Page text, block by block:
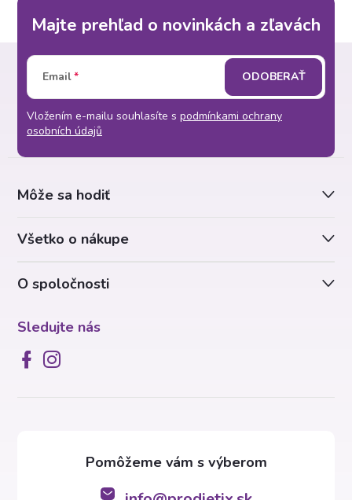
Majte prehľad o novinkách a zľavách
Email
Vložením e-mailu souhlasíte s podmínkami ochrany
osobních údajů
ODOBERAŤ
O spoločnosti
Sledujte nás
Môže sa hodiť
Všetko o nákupe